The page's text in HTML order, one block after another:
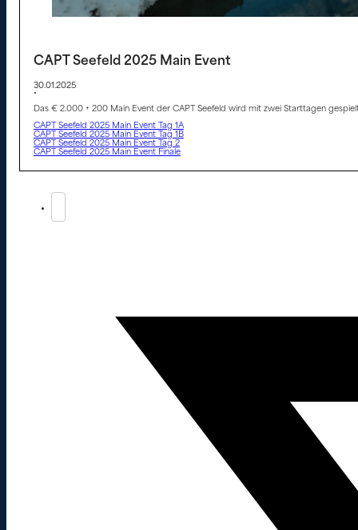
CAPT Seefeld 2025 Main Event
30.01.2025
•
Das € 2.000 + 200 Main Event der CAPT Seefeld wird mit zwei Starttagen
CAPT Seefeld 2025 Main Event Tag 1A
CAPT Seefeld 2025 Main Event Tag 1B
CAPT Seefeld 2025 Main Event Tag 2
CAPT Seefeld 2025 Main Event Finale